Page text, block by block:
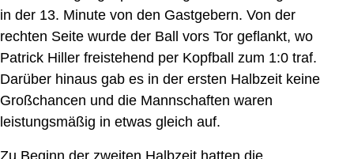
in der 13. Minute von den Gastgebern. Von der
rechten Seite wurde der Ball vors Tor geflankt, wo
Patrick Hiller freistehend per Kopfball zum 1:0 traf.
Darüber hinaus gab es in der ersten Halbzeit keine
Großchancen und die Mannschaften waren
leistungsmäßig in etwas gleich auf.
Zu Beginn der zweiten Halbzeit hatten die